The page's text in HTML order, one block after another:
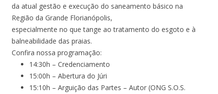
da atual gestão e execução do saneamento básico na
Região da Grande Florianópolis,
especialmente no que tange ao tratamento do esgoto e à
balneabilidade das praias.
Confira nossa programação:
14:30h – Credenciamento
15:00h – Abertura do Júri
15:10h – Arguição das Partes – Autor (ONG S.O.S.